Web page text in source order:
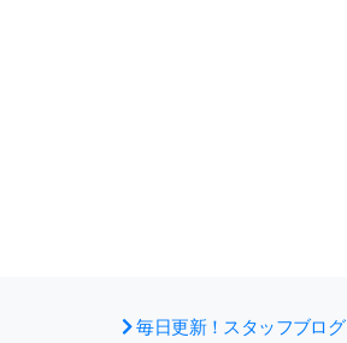
毎日更新！スタッフブログ